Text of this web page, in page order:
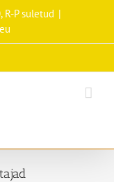
R-P suletud |